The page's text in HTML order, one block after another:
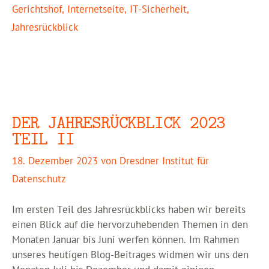
Gerichtshof, Internetseite, IT-Sicherheit,
Jahresrückblick
DER JAHRESRÜCKBLICK 2023
TEIL II
18. Dezember 2023 von Dresdner Institut für
Datenschutz
Im ersten Teil des Jahresrückblicks haben wir bereits
einen Blick auf die hervorzuhebenden Themen in den
Monaten Januar bis Juni werfen können. Im Rahmen
unseres heutigen Blog-Beitrages widmen wir uns den